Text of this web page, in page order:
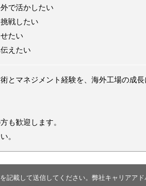
で活かしたい
戦したい
たい
えたい
とマネジメント経験を、海外工場の成
も歓迎します。
。
記載して送信してください。弊社キャリアア